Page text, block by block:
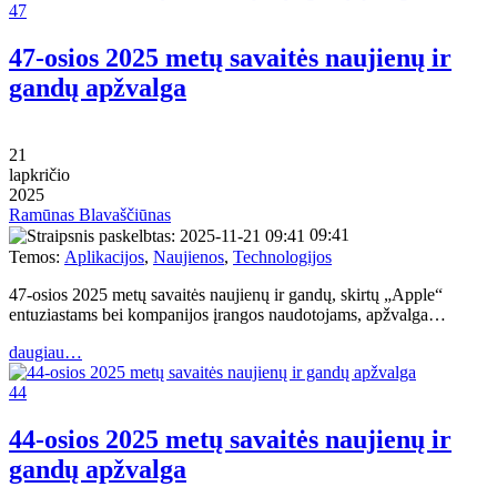
47
47-osios 2025 metų savaitės naujienų ir
gandų apžvalga
21
lapkričio
2025
Ramūnas Blavaščiūnas
09:41
Temos: Aplikacijos, Naujienos, Technologijos
47-osios 2025 metų savaitės naujienų ir gandų, skirtų „Apple“
entuziastams bei kompanijos įrangos naudotojams, apžvalga…
daugiau…
44
44-osios 2025 metų savaitės naujienų ir
gandų apžvalga